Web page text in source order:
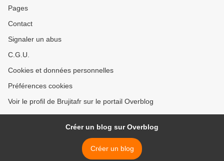
Pages
Contact
Signaler un abus
C.G.U.
Cookies et données personnelles
Préférences cookies
Voir le profil de Brujitafr sur le portail Overblog
Créer un blog sur Overblog
Créer un blog